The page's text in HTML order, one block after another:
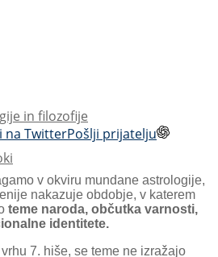
in filozofije
na TwitterPošlji prijatelju
v okviru mundane astrologije,
nakazuje obdobje, v katerem
teme naroda, občutka varnosti,
identitete.
7. hiše, se teme ne izražajo